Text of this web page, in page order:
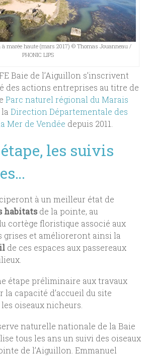
à marée haute (mars 2017) © Thomas Jouanneau /
PHONIC LIPS
Baie de l’Aiguillon s’inscrivent
des actions entreprises au titre de
Parc naturel régional du Marais
Direction Départementale des
Mer de Vendée depuis 2011.
les suivis
à un meilleur état de
habitats de la pointe, au
cortège floristique associé aux
grises et amélioreront ainsi la
de ces espaces aux passereaux
étape préliminaire aux travaux
la capacité d’accueil du site
oiseaux nicheurs.
naturelle nationale de la Baie
tous les ans un suivi des oiseaux
de l’Aiguillon. Emmanuel